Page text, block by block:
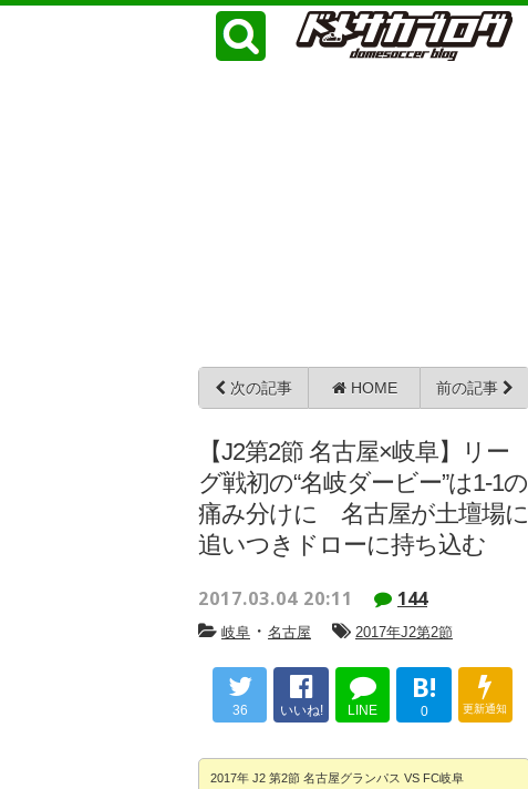
次の記事 HOME 前の記事
【J2第2節 名古屋×岐阜】リー
グ戦初の“名岐ダービー”は1-1の
痛み分けに 名古屋が土壇場に
追いつきドローに持ち込む
2017.03.04 20:11 144
岐阜 ・ 名古屋 2017年J2第2節
36 いいね! LINE
B!
0 更新通知
2017年 J2 第2節 名古屋グランパス VS FC岐阜